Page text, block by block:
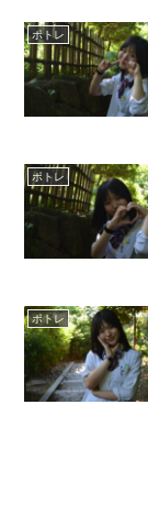
ポトレ
ポトレ
ポトレ